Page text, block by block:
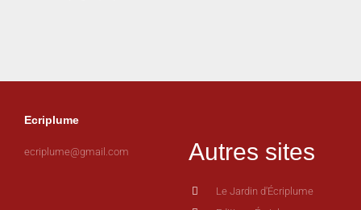
Ecriplume
ecriplume@gmail.com Autres sites
Le Jardin d'Écriplume